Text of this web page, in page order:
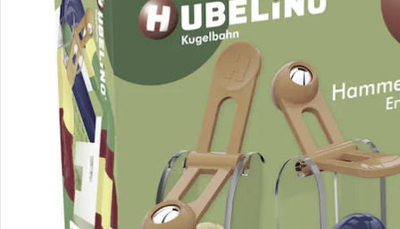
Bestellung & Lieferung
Retoure & Reklamation
Gutscheine & Aktionen
Kontakt & Service